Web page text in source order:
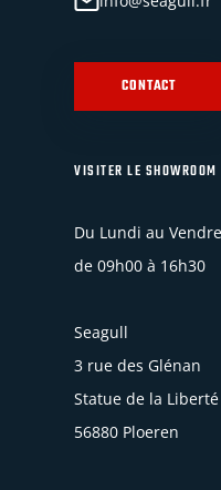
CONTACT
VISITER LE SHOWROOM
Du Lundi au
de 09h00 à 16h30
Seagull
3 rue des Glénan
Statue de la Liberté
56880 Ploeren